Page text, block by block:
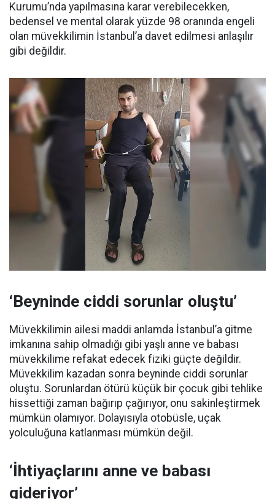
Kurumu’nda yapılmasına karar verebilecekken,
bedensel ve mental olarak yüzde 98 oranında engeli
olan müvekkilimin İstanbul’a davet edilmesi anlaşılır
gibi değildir.
‘Beyninde ciddi sorunlar oluştu’
Müvekkilimin ailesi maddi anlamda İstanbul’a gitme
imkanına sahip olmadığı gibi yaşlı anne ve babası
müvekkilime refakat edecek fiziki güçte değildir.
Müvekkilim kazadan sonra beyninde ciddi sorunlar
oluştu. Sorunlardan ötürü küçük bir çocuk gibi tehlike
hissettiği zaman bağırıp çağırıyor, onu sakinleştirmek
mümkün olamıyor. Dolayısıyla otobüsle, uçak
yolculuğuna katlanması mümkün değil.
‘İhtiyaçlarını anne ve babası
gideriyor’